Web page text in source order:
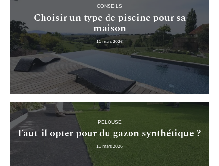
CONSEILS
Choisir un type de piscine pour sa
maison
11 mars 2026
PELOUSE
Faut-il opter pour du gazon synthétique ?
11 mars 2026